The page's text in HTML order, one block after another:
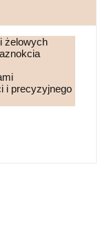
żelowych
i precyzyjnego